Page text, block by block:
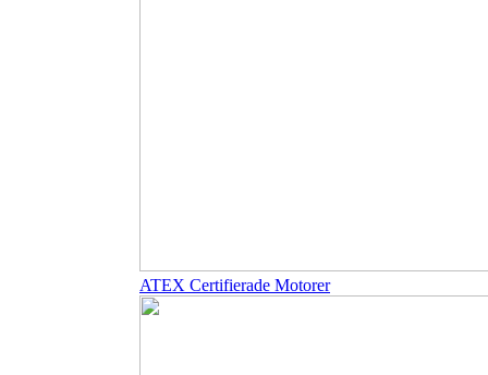
ATEX Certifierade Motorer